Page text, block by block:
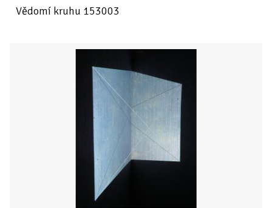
Vědomí kruhu 153003